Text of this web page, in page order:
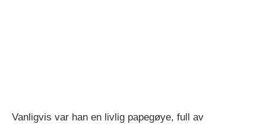
Vanligvis var han en livlig papegøye, full av